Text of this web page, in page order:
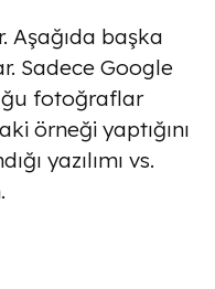
Aşağıda başka
Sadece Google
fotoğraflar
örneği yaptığını
yazılımı vs.